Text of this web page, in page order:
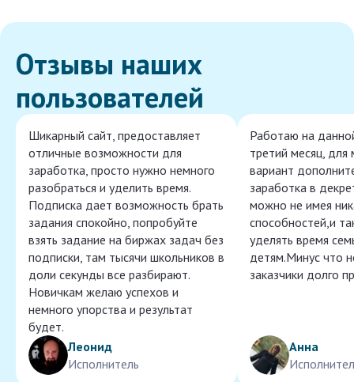
Отзывы наших
пользователей
Шикарный сайт, предоставляет
отличные возможности для
заработка, просто нужно немного
разобраться и уделить время.
Подписка дает возможность брать
задания спокойно, попробуйте
взять задание на биржах задач без
подписки, там тысячи школьников в
доли секунды все разбирают.
Новичкам желаю успехов и
немного упорства и результат
будет.
Леонид
Исполнитель
Работаю на
третий месяц, для
вариант
заработка в
можно не имея
способностей,и
уделять время
детям.Минус что
заказчики долго
Анна